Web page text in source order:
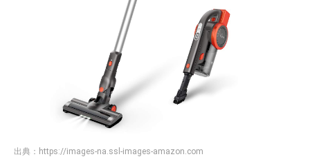
出典： https://images-na.ssl-images-amazon.com